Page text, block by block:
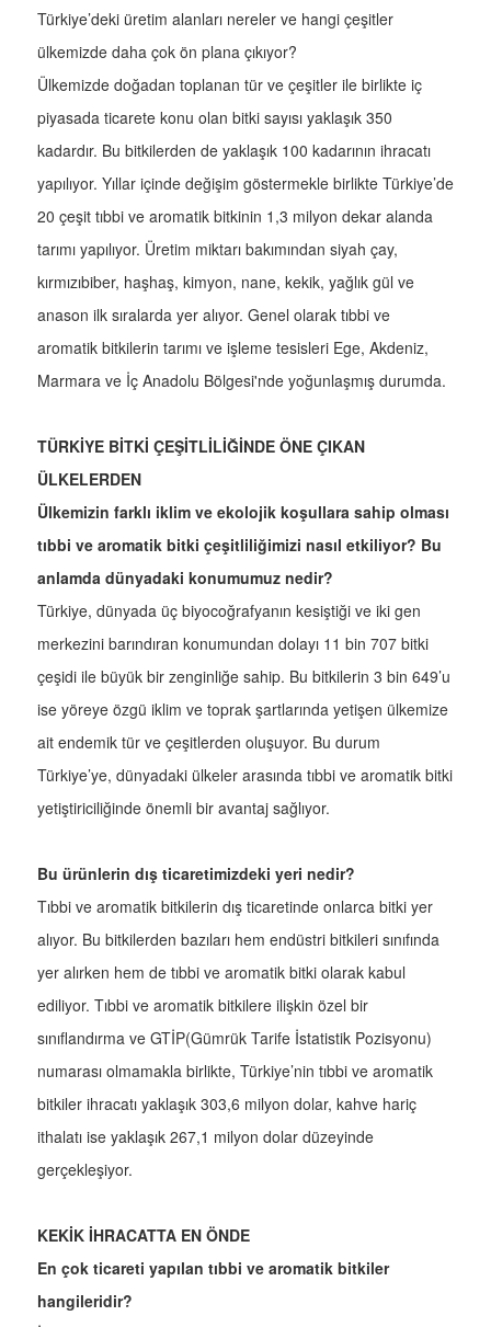
Türkiye’deki üretim alanları nereler ve hangi çeşitler
ülkemizde daha çok ön plana çıkıyor?
Ülkemizde doğadan toplanan tür ve çeşitler ile birlikte iç
piyasada ticarete konu olan bitki sayısı yaklaşık 350
kadardır. Bu bitkilerden de yaklaşık 100 kadarının ihracatı
yapılıyor. Yıllar içinde değişim göstermekle birlikte Türkiye’de
20 çeşit tıbbi ve aromatik bitkinin 1,3 milyon dekar alanda
tarımı yapılıyor. Üretim miktarı bakımından siyah çay,
kırmızıbiber, haşhaş, kimyon, nane, kekik, yağlık gül ve
anason ilk sıralarda yer alıyor. Genel olarak tıbbi ve
aromatik bitkilerin tarımı ve işleme tesisleri Ege, Akdeniz,
Marmara ve İç Anadolu Bölgesi'nde yoğunlaşmış durumda.
TÜRKİYE BİTKİ ÇEŞİTLİLİĞİNDE ÖNE ÇIKAN
ÜLKELERDEN
Ülkemizin farklı iklim ve ekolojik koşullara sahip olması
tıbbi ve aromatik bitki çeşitliliğimizi nasıl etkiliyor? Bu
anlamda dünyadaki konumumuz nedir?
Türkiye, dünyada üç biyocoğrafyanın kesiştiği ve iki gen
merkezini barındıran konumundan dolayı 11 bin 707 bitki
çeşidi ile büyük bir zenginliğe sahip. Bu bitkilerin 3 bin 649’u
ise yöreye özgü iklim ve toprak şartlarında yetişen ülkemize
ait endemik tür ve çeşitlerden oluşuyor. Bu durum
Türkiye’ye, dünyadaki ülkeler arasında tıbbi ve aromatik bitki
yetiştiriciliğinde önemli bir avantaj sağlıyor.
Bu ürünlerin dış ticaretimizdeki yeri nedir?
Tıbbi ve aromatik bitkilerin dış ticaretinde onlarca bitki yer
alıyor. Bu bitkilerden bazıları hem endüstri bitkileri sınıfında
yer alırken hem de tıbbi ve aromatik bitki olarak kabul
ediliyor. Tıbbi ve aromatik bitkilere ilişkin özel bir
sınıflandırma ve GTİP(Gümrük Tarife İstatistik Pozisyonu)
numarası olmamakla birlikte, Türkiye’nin tıbbi ve aromatik
bitkiler ihracatı yaklaşık 303,6 milyon dolar, kahve hariç
ithalatı ise yaklaşık 267,1 milyon dolar düzeyinde
gerçekleşiyor.
KEKİK İHRACATTA EN ÖNDE
En çok ticareti yapılan tıbbi ve aromatik bitkiler
hangileridir?